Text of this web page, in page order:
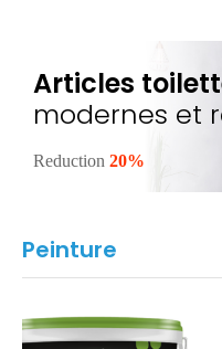
Articles
modernes et
Reduction 20%
Peinture